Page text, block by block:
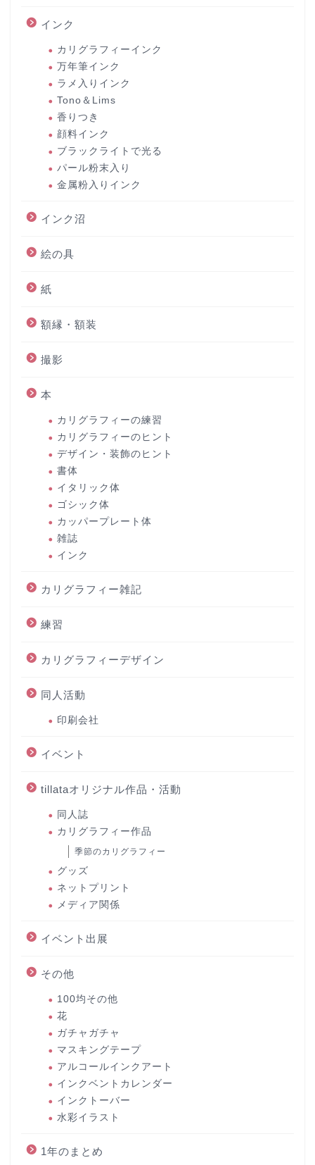
インク
カリグラフィーインク
万年筆インク
ラメ入りインク
Tono＆Lims
香りつき
顔料インク
ブラックライトで光る
パール粉末入り
金属粉入りインク
インク沼
絵の具
紙
額縁・額装
撮影
本
カリグラフィーの練習
カリグラフィーのヒント
デザイン・装飾のヒント
書体
イタリック体
ゴシック体
カッパープレート体
雑誌
インク
カリグラフィー雑記
練習
カリグラフィーデザイン
同人活動
印刷会社
イベント
tillataオリジナル作品・活動
同人誌
カリグラフィー作品
季節のカリグラフィー
グッズ
ネットプリント
メディア関係
イベント出展
その他
100均その他
花
ガチャガチャ
マスキングテープ
アルコールインクアート
インクベントカレンダー
インクトーバー
水彩イラスト
1年のまとめ